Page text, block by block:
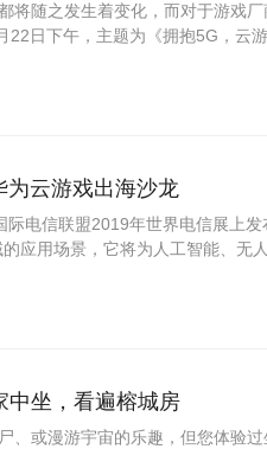
将随之发生着变化，而对于游戏厂
22日下午，主题为《拥抱5G，云
为云游戏出海沙龙
电信联盟2019年世界电信展上发
应用场景，它将为人工智能、无
中坐，看遍榕城房
、或漫游宇宙的乐趣，但您体验过